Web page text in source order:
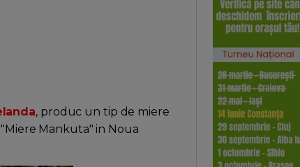
, produc un tip de miere
Mankuta" in Noua